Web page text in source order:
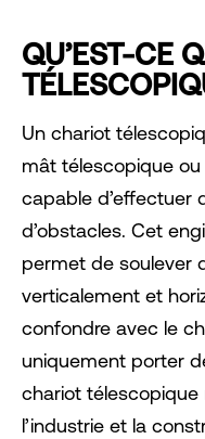
QU’EST-CE
Un chariot
mât télescopique
capable
d’obstacles. Cet
permet de soulever
verticalement et
confondre avec le
uniquement porter
chariot
l’industrie et la